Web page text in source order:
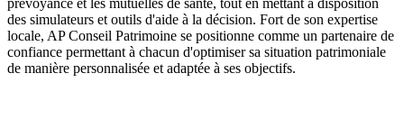
des simulateurs et outils d'aide à la décision. Fort de son expertise
locale, AP Conseil Patrimoine se positionne comme un partenaire de
confiance permettant à chacun d'optimiser sa situation patrimoniale
de manière personnalisée et adaptée à ses objectifs.